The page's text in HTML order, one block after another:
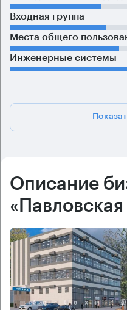
Входная группа
Места общего
Инженерные системы
Описание
«Павловская